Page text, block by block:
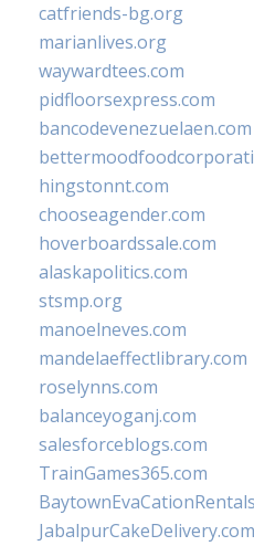
catfriends-bg.org
marianlives.org
waywardtees.com
pidfloorsexpress.com
bancodevenezuelaen.com
hingstonnt.com
chooseagender.com
hoverboardssale.com
alaskapolitics.com
stsmp.org
manoelneves.com
mandelaeffectlibrary.com
roselynns.com
balanceyoganj.com
salesforceblogs.com
TrainGames365.com
JabalpurCakeDelivery.com